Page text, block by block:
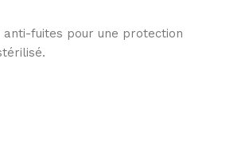
anti-fuites pour une protection